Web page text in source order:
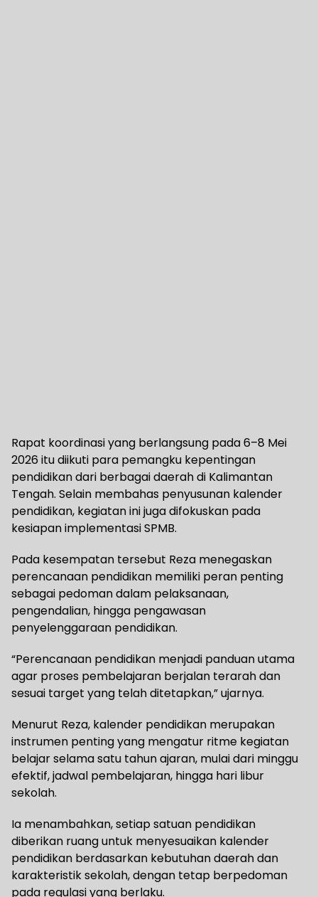
Rapat koordinasi yang berlangsung pada 6–8 Mei
2026 itu diikuti para pemangku kepentingan
pendidikan dari berbagai daerah di Kalimantan
Tengah. Selain membahas penyusunan kalender
pendidikan, kegiatan ini juga difokuskan pada
kesiapan implementasi SPMB.
Pada kesempatan tersebut Reza menegaskan
perencanaan pendidikan memiliki peran penting
sebagai pedoman dalam pelaksanaan,
pengendalian, hingga pengawasan
penyelenggaraan pendidikan.
“Perencanaan pendidikan menjadi panduan utama
agar proses pembelajaran berjalan terarah dan
sesuai target yang telah ditetapkan,” ujarnya.
Menurut Reza, kalender pendidikan merupakan
instrumen penting yang mengatur ritme kegiatan
belajar selama satu tahun ajaran, mulai dari minggu
efektif, jadwal pembelajaran, hingga hari libur
sekolah.
Ia menambahkan, setiap satuan pendidikan
diberikan ruang untuk menyesuaikan kalender
pendidikan berdasarkan kebutuhan daerah dan
karakteristik sekolah, dengan tetap berpedoman
pada regulasi yang berlaku.